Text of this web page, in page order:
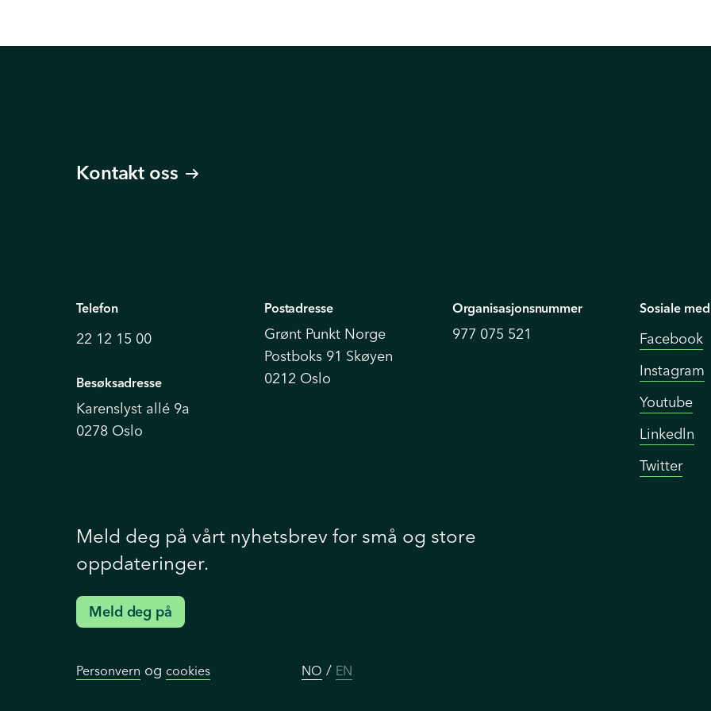
Kontakt oss
Telefon
22 12 15 00
Besøksadresse
Karenslyst allé 9a
0278 Oslo
Postadresse
Grønt Punkt Norge
Postboks 91 Skøyen
0212 Oslo
Organisasjonsnummer
977 075 521
Sosiale
Facebook
Instagram
Youtube
Linkedln
Twitter
Meld deg på vårt nyhetsbrev for små og store
oppdateringer.
Meld deg på
Personvern og cookies NO / EN